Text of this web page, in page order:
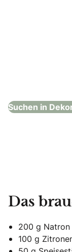
Suchen in
Das
200 g Natron
100 g